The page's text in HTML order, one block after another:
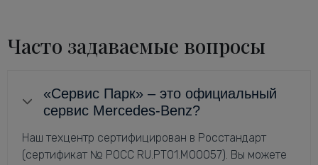
Часто задаваемые вопросы
«Сервис Парк» – это официальный
сервис Mercedes-Benz?
Наш техцентр сертифицирован в Росстандарт
(сертификат № РОСС RU.РТ01.М00057). Вы можете